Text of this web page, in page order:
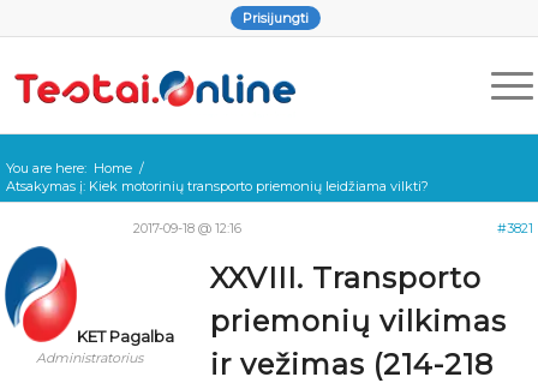
Prisijungti
You are here: Home /
Atsakymas į: Kiek motorinių transporto priemonių leidžiama vilkti?
2017-09-18 @ 12:16 #3821
KET Pagalba
Administratorius
XXVIII. Transporto
priemonių vilkimas
ir vežimas (214-218